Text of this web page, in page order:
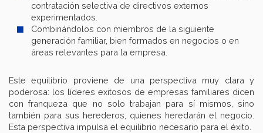
contratación selectiva de directivos externos
experimentados.
Combinándolos con miembros de la siguiente
generación familiar, bien formados en negocios o en
áreas relevantes para la empresa.
Este equilibrio proviene de una perspectiva muy clara y
poderosa: los líderes exitosos de empresas familiares dicen
con franqueza que no solo trabajan para sí mismos, sino
también para sus herederos, quienes heredarán el negocio.
Esta perspectiva impulsa el equilibrio necesario para el éxito.